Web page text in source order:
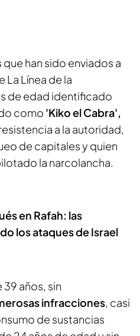
han sido enviados a
La Línea de la
de edad identificado
como 'Kiko el Cabra',
a la autoridad,
de capitales y quien
la narcolancha.
en Rafah: las
los ataques de Israel
39 años, sin
infracciones, casi
de sustancias